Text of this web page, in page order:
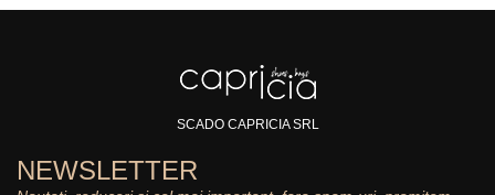
SCADO CAPRICIA SRL
NEWSLETTER